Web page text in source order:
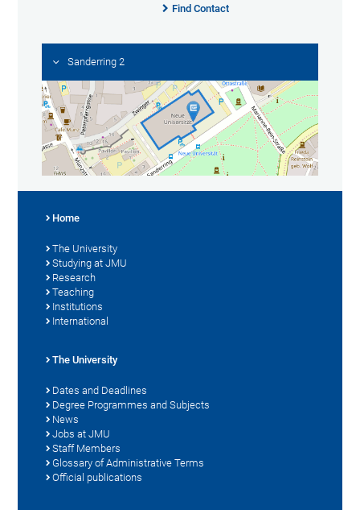
Find Contact
Sanderring 2
Home
The University
Studying at JMU
Research
Teaching
Institutions
International
The University
Dates and Deadlines
Degree Programmes and Subjects
News
Jobs at JMU
Staff Members
Glossary of Administrative Terms
Official publications